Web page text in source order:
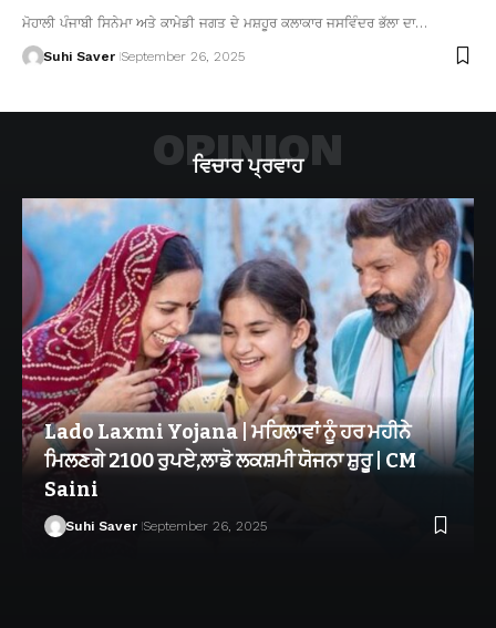
ਮੋਹਾਲੀ ਪੰਜਾਬੀ ਸਿਨੇਮਾ ਅਤੇ ਕਾਮੇਡੀ ਜਗਤ ਦੇ ਮਸ਼ਹੂਰ ਕਲਾਕਾਰ ਜਸਵਿੰਦਰ ਭੱਲਾ ਦਾ…
Suhi Saver September 26, 2025
ਵਿਚਾਰ ਪ੍ਰਵਾਹ
OPINION
Lado Laxmi Yojana | ਮਹਿਲਾਵਾਂ ਨੂੰ ਹਰ ਮਹੀਨੇ
ਮਿਲਣਗੇ 2100 ਰੁਪਏ,ਲਾਡੋ ਲਕਸ਼ਮੀ ਯੋਜਨਾ ਸ਼ੁਰੂ | CM
Saini
Suhi Saver September 26, 2025